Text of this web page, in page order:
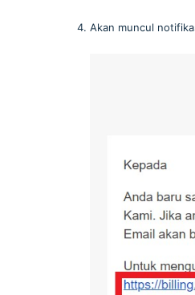
Akan muncul